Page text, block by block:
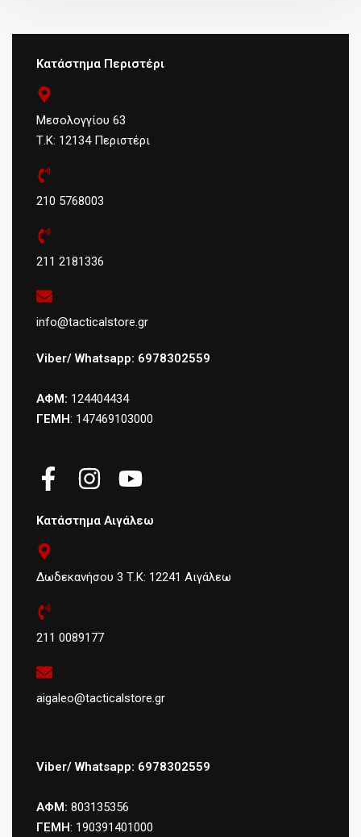
Κατάστημα Περιστέρι
Μεσολογγίου 63
Τ.Κ: 12134 Περιστέρι
210 5768003
211 2181336
info@tacticalstore.gr
Viber/ Whatsapp: 6978302559
ΑΦΜ: 124404434
ΓΕΜΗ: 147469103000
Κατάστημα Αιγάλεω
Δωδεκανήσου 3 Τ.Κ: 12241 Αιγάλεω
211 0089177
aigaleo@tacticalstore.gr
Viber/ Whatsapp: 6978302559
ΑΦΜ: 803135356
ΓΕΜΗ: 190391401000